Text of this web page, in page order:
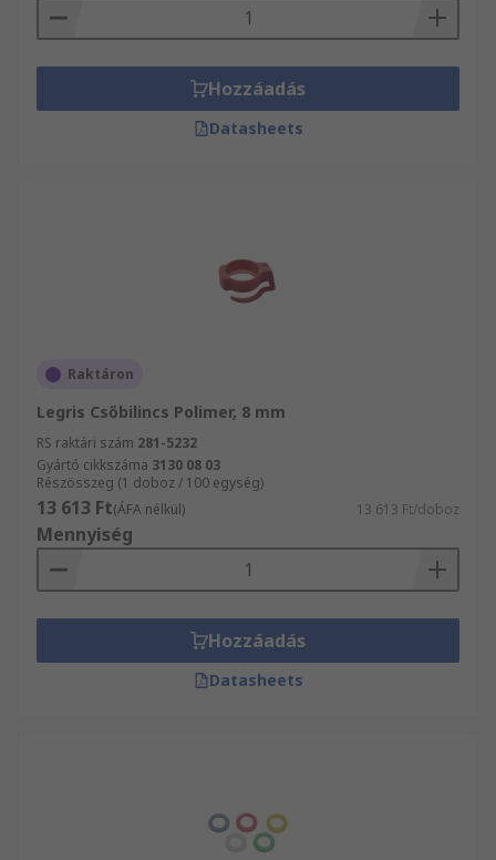
Hozzáadás
Datasheets
Raktáron
Legris Csőbilincs Polimer, 8 mm
RS raktári szám 281-5232
Gyártó cikkszáma 3130 08 03
Részösszeg (1 doboz / 100 egység)
13 613 Ft(ÁFA nélkül) 13 613 Ft/doboz
Mennyiség
Hozzáadás
Datasheets